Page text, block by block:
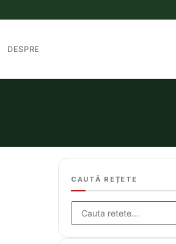
DESPRE
CAUTĂ REȚETE